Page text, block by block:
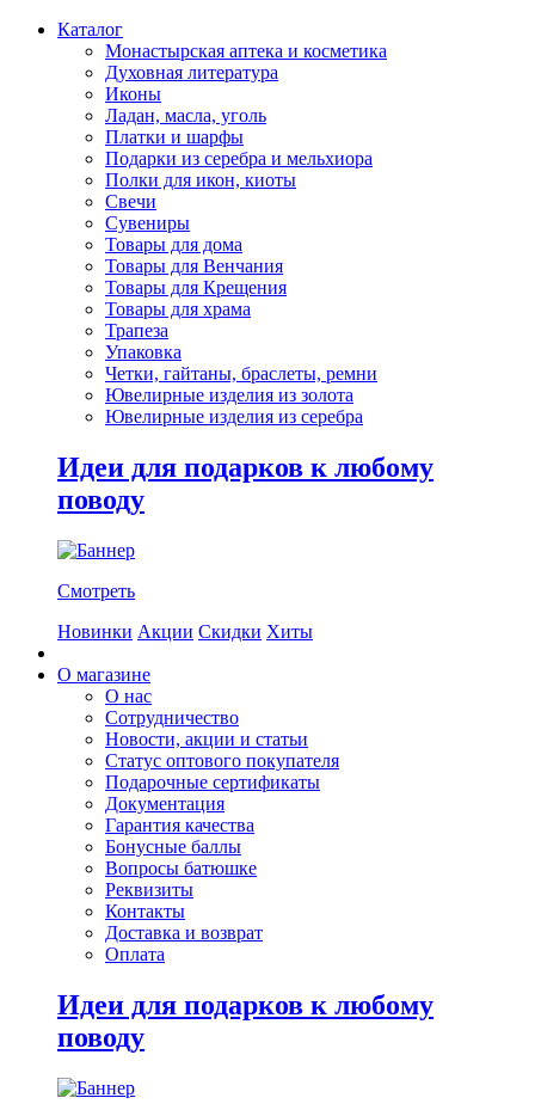
Каталог
Монастырская аптека и косметика
Духовная литература
Иконы
Ладан, масла, уголь
Платки и шарфы
Подарки из серебра и мельхиора
Полки для икон, киоты
Свечи
Сувениры
Товары для дома
Товары для Венчания
Товары для Крещения
Товары для храма
Трапеза
Упаковка
Четки, гайтаны, браслеты, ремни
Ювелирные изделия из золота
Ювелирные изделия из серебра
Идеи для подарков к любому
поводу
Смотреть
Новинки Акции Скидки Хиты
О магазине
О нас
Сотрудничество
Новости, акции и статьи
Статус оптового покупателя
Подарочные сертификаты
Документация
Гарантия качества
Бонусные баллы
Вопросы батюшке
Реквизиты
Контакты
Доставка и возврат
Оплата
Идеи для подарков к любому
поводу